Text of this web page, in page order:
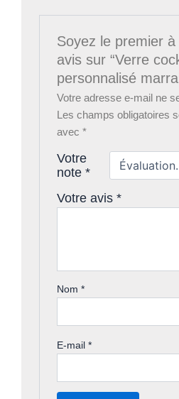
Soyez le premier
avis sur “Verre
personnalisé
Votre adresse e-mail ne
Les champs obligatoires
avec*
Votre
note*
Votre avis*
Nom*
E-mail*